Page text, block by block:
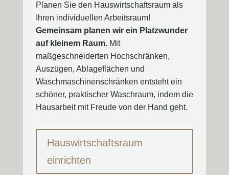
Planen Sie den Hauswirtschaftsraum als
Ihren individuellen Arbeitsraum!
Gemeinsam planen wir ein Platzwunder
auf kleinem Raum.Mit
maßgeschneiderten Hochschränken,
Auszügen, Ablageflächen und
Waschmaschinenschränken entsteht ein
schöner, praktischer Waschraum, indem die
Hausarbeit mit Freude von der Hand geht.
Hauswirtschaftsraum
einrichten